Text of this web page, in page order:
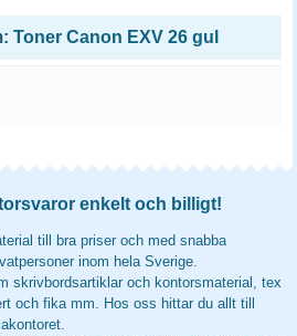
Toner Canon EXV 26 gul
enkelt och billigt!
till bra priser och med snabba
inom hela Sverige.
skrivbordsartiklar och kontorsmaterial, tex
och fika mm. Hos oss hittar du allt till